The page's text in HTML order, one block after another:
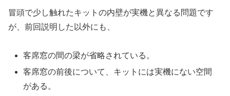
冒頭で少し触れたキットの内壁が実機と異なる問題です
が、前回説明した以外にも、
客席窓の間の梁が省略されている。
客席窓の前後について、キットには実機にない空間
がある。